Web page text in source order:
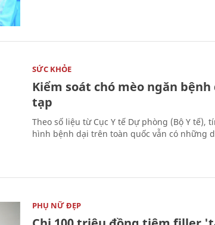
SỨC KHỎE
Kiểm soát chó mèo ngăn
tạp
Theo số liệu từ Cục Y tế Dự phòng (Bộ Y tế),
hình bệnh dại trên toàn quốc vẫn có những
PHỤ NỮ ĐẸP